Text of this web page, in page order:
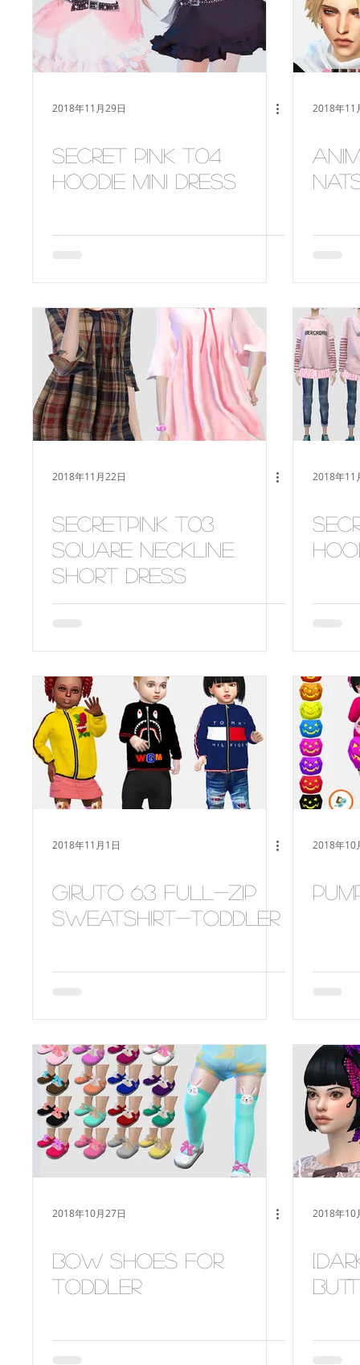
2018年11月29日
Secret Pink T04
hoodie mini dress
2018年11
2018年11月22日
SecretPink T03
Square neckline
short dress
2018年11
2018年11月1日
Giruto 63 full-zip
sweatshirt-toddler
2018年10
2018年10月27日
bow shoes for
toddler
2018年10